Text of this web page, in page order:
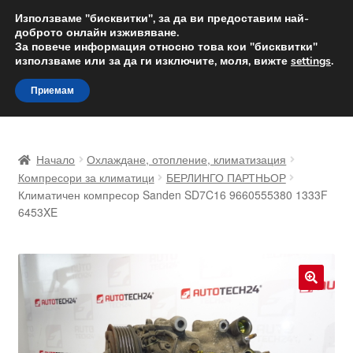
ДОСТАВКА от 12 лв.
Доставка по целия свят
Skip
to
navigation
Skip
to
content
Доставка по целия свят
Жалби
За нас
Количка
Начало
Охлаждане, отопление, климатизация
Компресори за климатици
БЕРЛИНГО ПАРТНЬОР
Климатичен компресор Sanden SD7C16 9660555380 1333F
6453XE
Използваме "бисквитки", за да ви предоставим най-
доброто онлайн изживяване.
За повече информация относно това кои "бисквитки"
използваме или за да ги изключите, моля, вижте settings.
Приемам